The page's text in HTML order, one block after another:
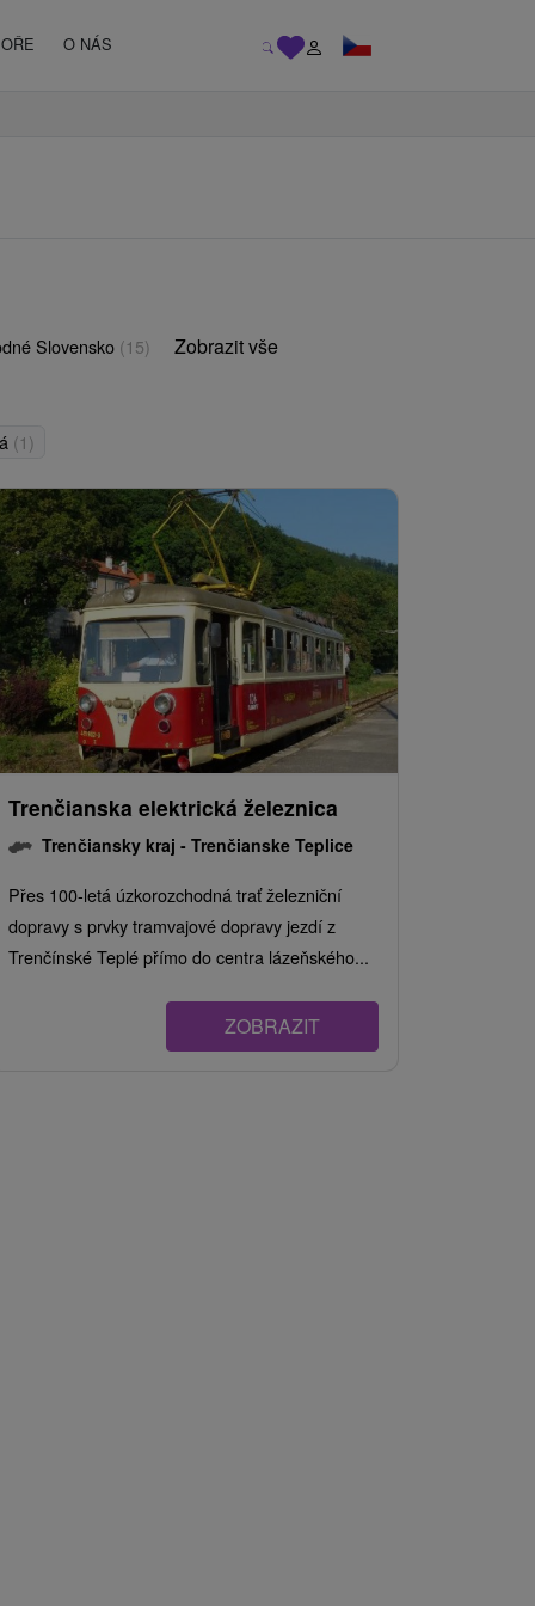
O NÁS
Slovensko (15) Zobrazit vše
(1)
Trenčianska elektrická železnica
Trenčiansky kraj - Trenčianske Teplice
Přes 100-letá úzkorozchodná trať železniční
dopravy s prvky tramvajové dopravy jezdí z
Trenčínské Teplé přímo do centra lázeňského...
ZOBRAZIT